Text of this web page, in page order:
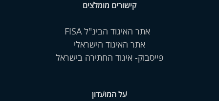
קישורים מומלצים
אתר האיגוד הבינ"ל FISA
אתר האיגוד הישראלי
פייסבוק- איגוד החתירה בישראל
על המועדון